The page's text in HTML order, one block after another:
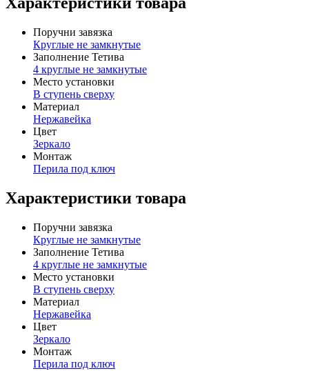
Поручни завязка
Круглые не замкнутые
Заполнение Тетива
4 круглые не замкнутые
Место установки
В ступень сверху
Материал
Нержавейка
Цвет
Зеркало
Монтаж
Перила под ключ
Характеристики товара
Поручни завязка
Круглые не замкнутые
Заполнение Тетива
4 круглые не замкнутые
Место установки
В ступень сверху
Материал
Нержавейка
Цвет
Зеркало
Монтаж
Перила под ключ